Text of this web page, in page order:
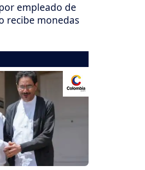
empleado de
recibe monedas